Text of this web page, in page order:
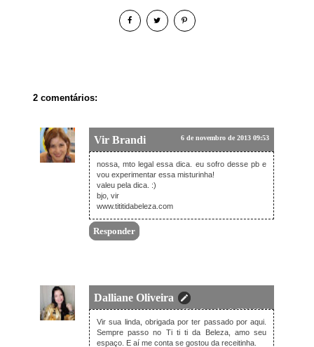
2 comentários:
Vir Brandi 6 de novembro de 2013 09:53
nossa, mto legal essa dica. eu sofro desse pb e
vou experimentar essa misturinha!
valeu pela dica. :)
bjo, vir
www.tititidabeleza.com
Responder
Dalliane Oliveira
18 de fevereiro de 2014 10:44
Vir sua linda, obrigada por ter passado por aqui.
Sempre passo no Ti ti ti da Beleza, amo seu
espaço. E aí me conta se gostou da receitinha.